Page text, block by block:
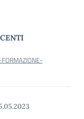
FORMAZIONE-